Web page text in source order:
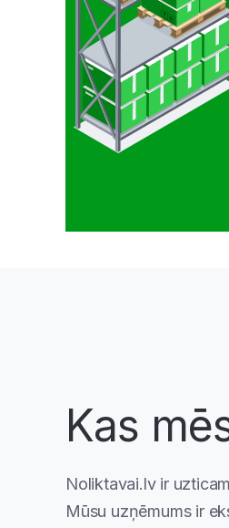
Kas
Noliktavai.lv ir
Mūsu uzņēmums ir